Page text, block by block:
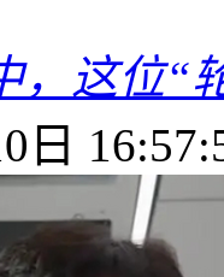
，这位“
日